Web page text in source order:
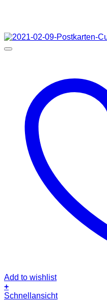
Add to wishlist
+
Schnellansicht